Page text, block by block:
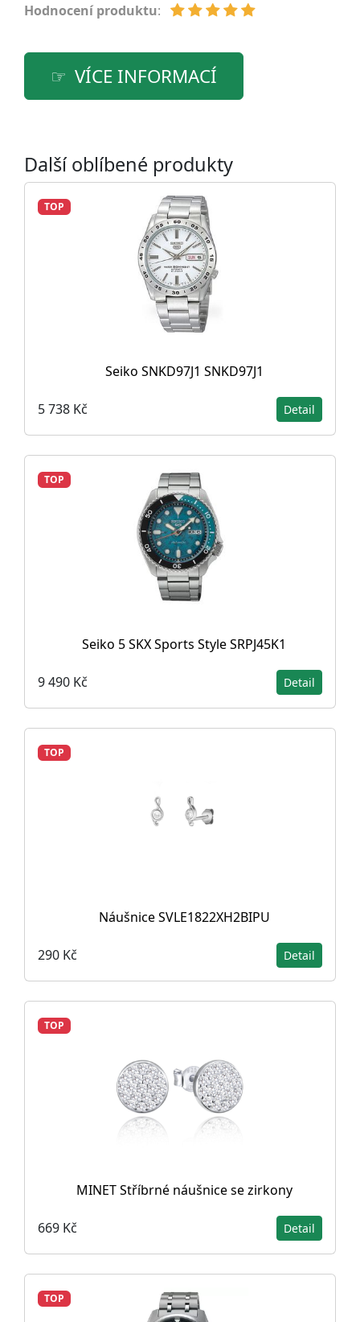
Hodnocení produktu:
VÍCE INFORMACÍ
Další oblíbené produkty
TOP
Seiko SNKD97J1 SNKD97J1
5 738 Kč Detail
TOP
Seiko 5 SKX Sports Style SRPJ45K1
9 490 Kč Detail
TOP
Náušnice SVLE1822XH2BIPU
290 Kč Detail
TOP
MINET Stříbrné náušnice se zirkony
669 Kč Detail
TOP